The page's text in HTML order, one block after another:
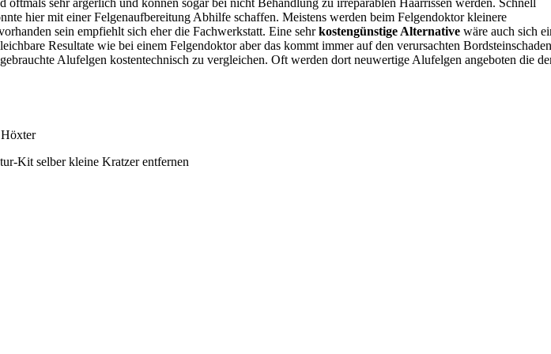
oftmals sehr ärgerlich und können sogar bei nicht Behandlung zu irreparablen Haarrissen werden. Schnell
hier mit einer Felgenaufbereitung Abhilfe schaffen. Meistens werden beim Felgendoktor kleinere
sein empfiehlt sich eher die Fachwerkstatt. Eine sehrkostengünstige Alternative wäre auch sich
Resultate wie bei einem Felgendoktor aber das kommt immer auf den verursachten
Alufelgen kostentechnisch zu vergleichen. Oft werden dort neuwertige Alufelgen angeboten die
Kit selber kleine Kratzer entfernen